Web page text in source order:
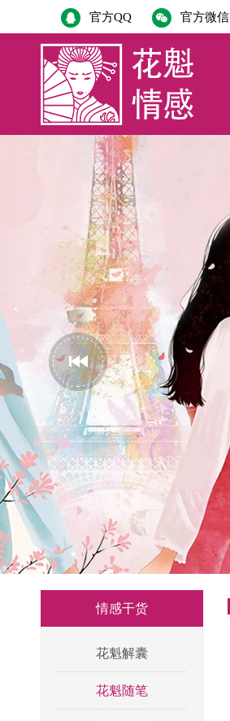
官方QQ 官方微信
情感干货
花魁解囊
花魁随笔